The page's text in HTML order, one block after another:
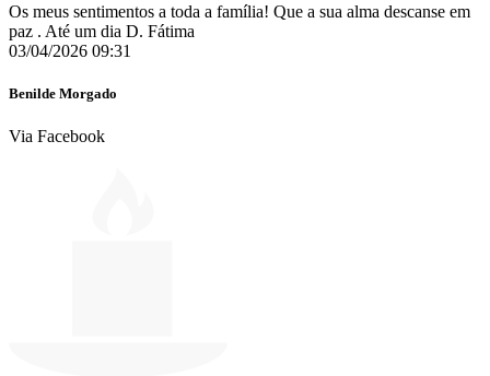
Os meus sentimentos a toda a família! Que a sua alma descanse em
paz . Até um dia D. Fátima
03/04/2026 09:31
Benilde Morgado
Via Facebook